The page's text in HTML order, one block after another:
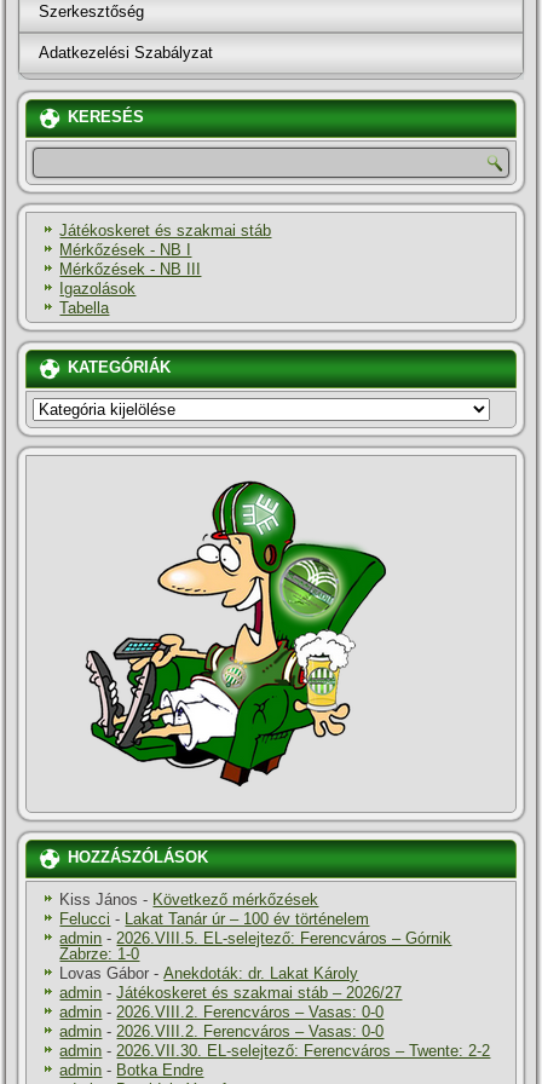
Szerkesztőség
Adatkezelési Szabályzat
KERESÉS
Játékoskeret és szakmai stáb
Mérkőzések - NB I
Mérkőzések - NB III
Igazolások
Tabella
KATEGÓRIÁK
KATEGÓRIÁK
HOZZÁSZÓLÁSOK
Kiss János - Következő mérkőzések
Felucci -
Lakat Tanár úr – 100 év történelem
admin - 2026.VIII.5. EL-selejtező: Ferencváros – Górnik
Zabrze: 1-0
Lovas Gábor -Anekdoták: dr. Lakat Károly
admin -Játékoskeret és szakmai stáb – 2026/27
admin - 2026.VIII.2. Ferencváros – Vasas: 0-0
admin - 2026.VIII.2. Ferencváros – Vasas: 0-0
admin - 2026.VII.30. EL-selejtező: Ferencváros – Twente: 2-2
admin - Botka Endre